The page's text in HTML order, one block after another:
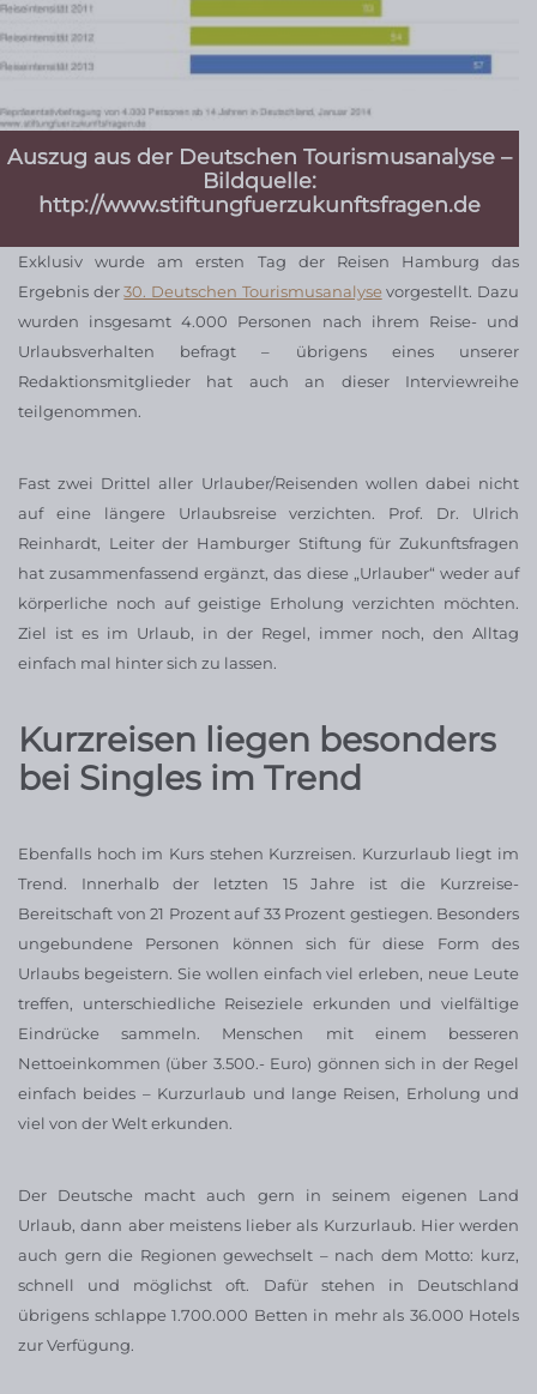
Auszug aus der Deutschen Tourismusanalyse –
Bildquelle:
http://www.stiftungfuerzukunftsfragen.de
Exklusiv wurde am ersten Tag der Reisen Hamburg das
Ergebnis der30. Deutschen Tourismusanalyse vorgestellt. Dazu
wurden insgesamt 4.000 Personen nach ihrem Reise- und
Urlaubsverhalten befragt – übrigens eines unserer
Redaktionsmitglieder hat auch an dieser Interviewreihe
teilgenommen.
Fast zwei Drittel aller Urlauber/Reisenden wollen dabei nicht
auf eine längere Urlaubsreise verzichten. Prof. Dr. Ulrich
Reinhardt, Leiter der Hamburger Stiftung für Zukunftsfragen
hat zusammenfassend ergänzt, das diese „Urlauber“ weder auf
körperliche noch auf geistige Erholung verzichten möchten.
Ziel ist es im Urlaub, in der Regel, immer noch, den Alltag
einfach mal hinter sich zu lassen.
Kurzreisen liegen besonders
bei Singles im Trend
Ebenfalls hoch im Kurs stehen Kurzreisen. Kurzurlaub liegt im
Trend. Innerhalb der letzten 15 Jahre ist die Kurzreise-
Bereitschaft von 21 Prozent auf 33 Prozent gestiegen. Besonders
ungebundene Personen können sich für diese Form des
Urlaubs begeistern. Sie wollen einfach viel erleben, neue Leute
treffen, unterschiedliche Reiseziele erkunden und vielfältige
Eindrücke sammeln. Menschen mit einem besseren
Nettoeinkommen (über 3.500.- Euro) gönnen sich in der Regel
einfach beides – Kurzurlaub und lange Reisen, Erholung und
viel von der Welt erkunden.
Der Deutsche macht auch gern in seinem eigenen Land
Urlaub, dann aber meistens lieber als Kurzurlaub. Hier werden
auch gern die Regionen gewechselt – nach dem Motto: kurz,
schnell und möglichst oft. Dafür stehen in Deutschland
übrigens schlappe 1.700.000 Betten in mehr als 36.000 Hotels
zur Verfügung.